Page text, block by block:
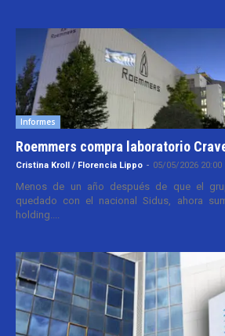
Informes
Roemmers compra laboratorio
Cristina Kroll / Florencia Lippo - 05/05/2026 20:00
Menos de un año después de que el
quedado con el nacional Sidus, ahora
holding....